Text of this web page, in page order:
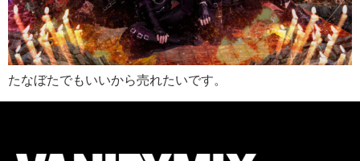
たなぼたでもいいから売れたいです。